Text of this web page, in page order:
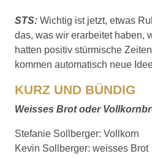
STS: Wichtig ist jetzt, etwas
das, was wir erarbeitet haben,
hatten positiv stürmische
kommen automatisch neue
KURZ UND BÜNDIG
Weisses Brot oder
Stefanie Sollberger: Vollkorn
Kevin Sollberger: weisses Brot